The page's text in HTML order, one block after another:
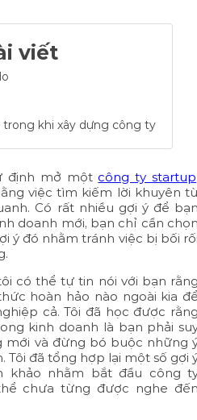
viết
trong khi xây dựng công ty
định mở một công ty startup
việc tìm kiếm lời khuyên
Có rất nhiều gợi ý để
doanh mới, bạn chỉ cần
ý đó nhằm tránh việc bị bối
có thể tự tin nói với bạn
hoàn hảo nào ngoài kia
cả. Tôi đã học được
kinh doanh là bạn phải
và đừng bó buộc những
đã tổng hợp lại một số gợi
khảo nhằm bắt đầu công
chưa từng được nghe